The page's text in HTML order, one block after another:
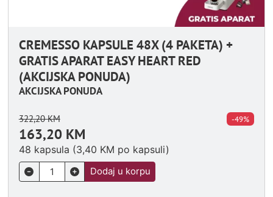
CREMESSO KAPSULE 48X (4 PAKETA) +
GRATIS APARAT EASY HEART RED
(AKCIJSKA PONUDA)
AKCIJSKA PONUDA
322,20KM
163,20 KM
-49%
48 kapsula (3,40 KM po kapsuli)
Dodaj u korpu